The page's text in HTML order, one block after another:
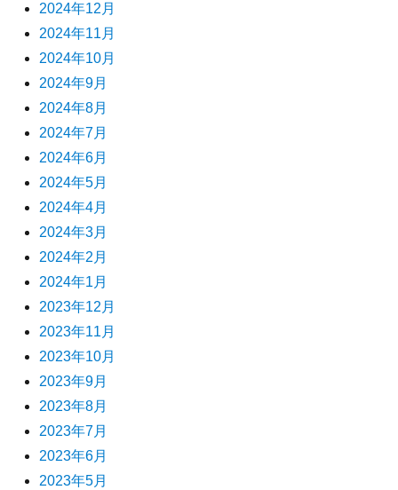
2024年12月
2024年11月
2024年10月
2024年9月
2024年8月
2024年7月
2024年6月
2024年5月
2024年4月
2024年3月
2024年2月
2024年1月
2023年12月
2023年11月
2023年10月
2023年9月
2023年8月
2023年7月
2023年6月
2023年5月